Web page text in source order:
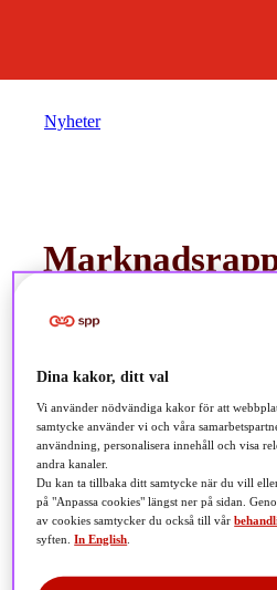
Nyheter
avkastning
2024-07-
Dina kakor, ditt val
Vi använder nödvändiga kakor för att
samtycke använder vi och våra
användning, personalisera innehåll och visa
andra kanaler.
Du kan ta tillbaka ditt samtycke när du vill
på "Anpassa cookies" längst ner på sidan.
av cookies samtycker du också till vår
syften.In English